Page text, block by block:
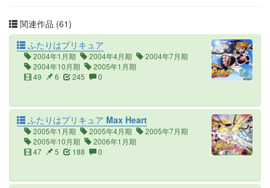
関連作品 (61)
ふたりはプリキュア
2004年1月期 2004年4月期
2004年7月期
2004年10月期
2005年1月期
49
6 245 0
ふたりはプリキュア Max Heart
2005年1月期 2005年4月期
2005年7月期
2005年10月期
2006年1月期
47
5 188 0